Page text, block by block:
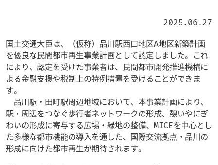
2025.06.27
国土交通大臣は、（仮称）品川駅西口地区A地区新築計画
を優良な民間都市再生事業計画として認定しました。これ
により、認定を受けた事業者は、民間都市開発推進機構に
よる金融支援や税制上の特例措置を受けることができま
す。
品川駅・田町駅周辺地域において、本事業計画により、
駅・周辺をつなぐ歩行者ネットワークの形成、憩いやにぎ
わいの形成に寄与する広場・緑地の整備、MICEを中心とし
た多様な都市機能の導入を通した、国際交流拠点・品川の
形成に向けた都市再生が期待されます。